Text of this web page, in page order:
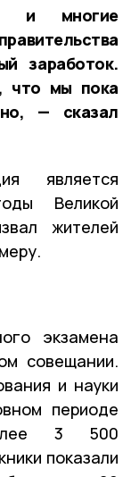
и многие
заработок.
что мы пока
— сказал
является
Великой
жителей
экзамена
совещании.
и науки
периоде
3 500
показали